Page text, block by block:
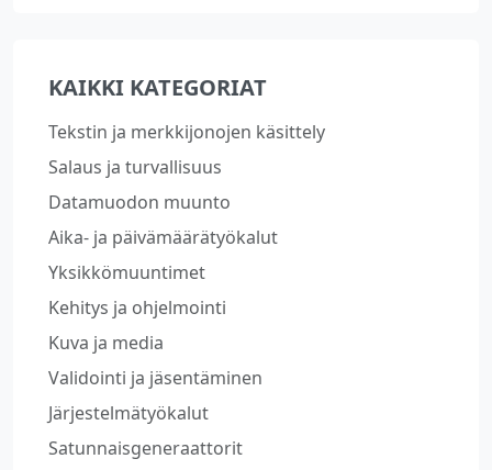
KAIKKI KATEGORIAT
Tekstin ja merkkijonojen käsittely
Salaus ja turvallisuus
Datamuodon muunto
Aika- ja päivämäärätyökalut
Yksikkömuuntimet
Kehitys ja ohjelmointi
Kuva ja media
Validointi ja jäsentäminen
Järjestelmätyökalut
Satunnaisgeneraattorit